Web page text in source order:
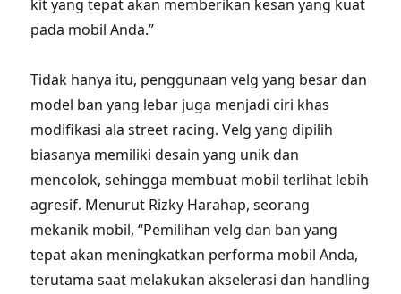
kit yang tepat akan memberikan kesan yang kuat
pada mobil Anda.”
Tidak hanya itu, penggunaan velg yang besar dan
model ban yang lebar juga menjadi ciri khas
modifikasi ala street racing. Velg yang dipilih
biasanya memiliki desain yang unik dan
mencolok, sehingga membuat mobil terlihat lebih
agresif. Menurut Rizky Harahap, seorang
mekanik mobil, “Pemilihan velg dan ban yang
tepat akan meningkatkan performa mobil Anda,
terutama saat melakukan akselerasi dan handling